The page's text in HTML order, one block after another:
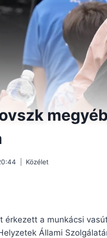
Közélet
érkezett a munkácsi
Állami